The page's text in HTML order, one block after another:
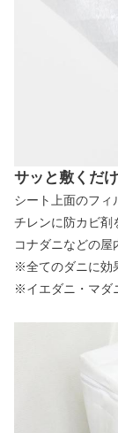
サッと敷くだ
シート上面のフィ
チレンに防カビ剤
コナダニなどの屋
※全てのダニに効
※イエダニ・マダ